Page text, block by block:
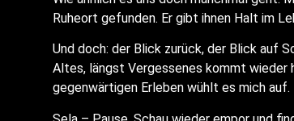
Ruheort gefun­den. Er gibt ihnen Halt im
Und doch: der Blick zurück, der Blick auf
Altes, längst Ver­ges­se­nes kommt wie­der
gegen­wär­ti­gen Erle­ben wühlt es mich auf.